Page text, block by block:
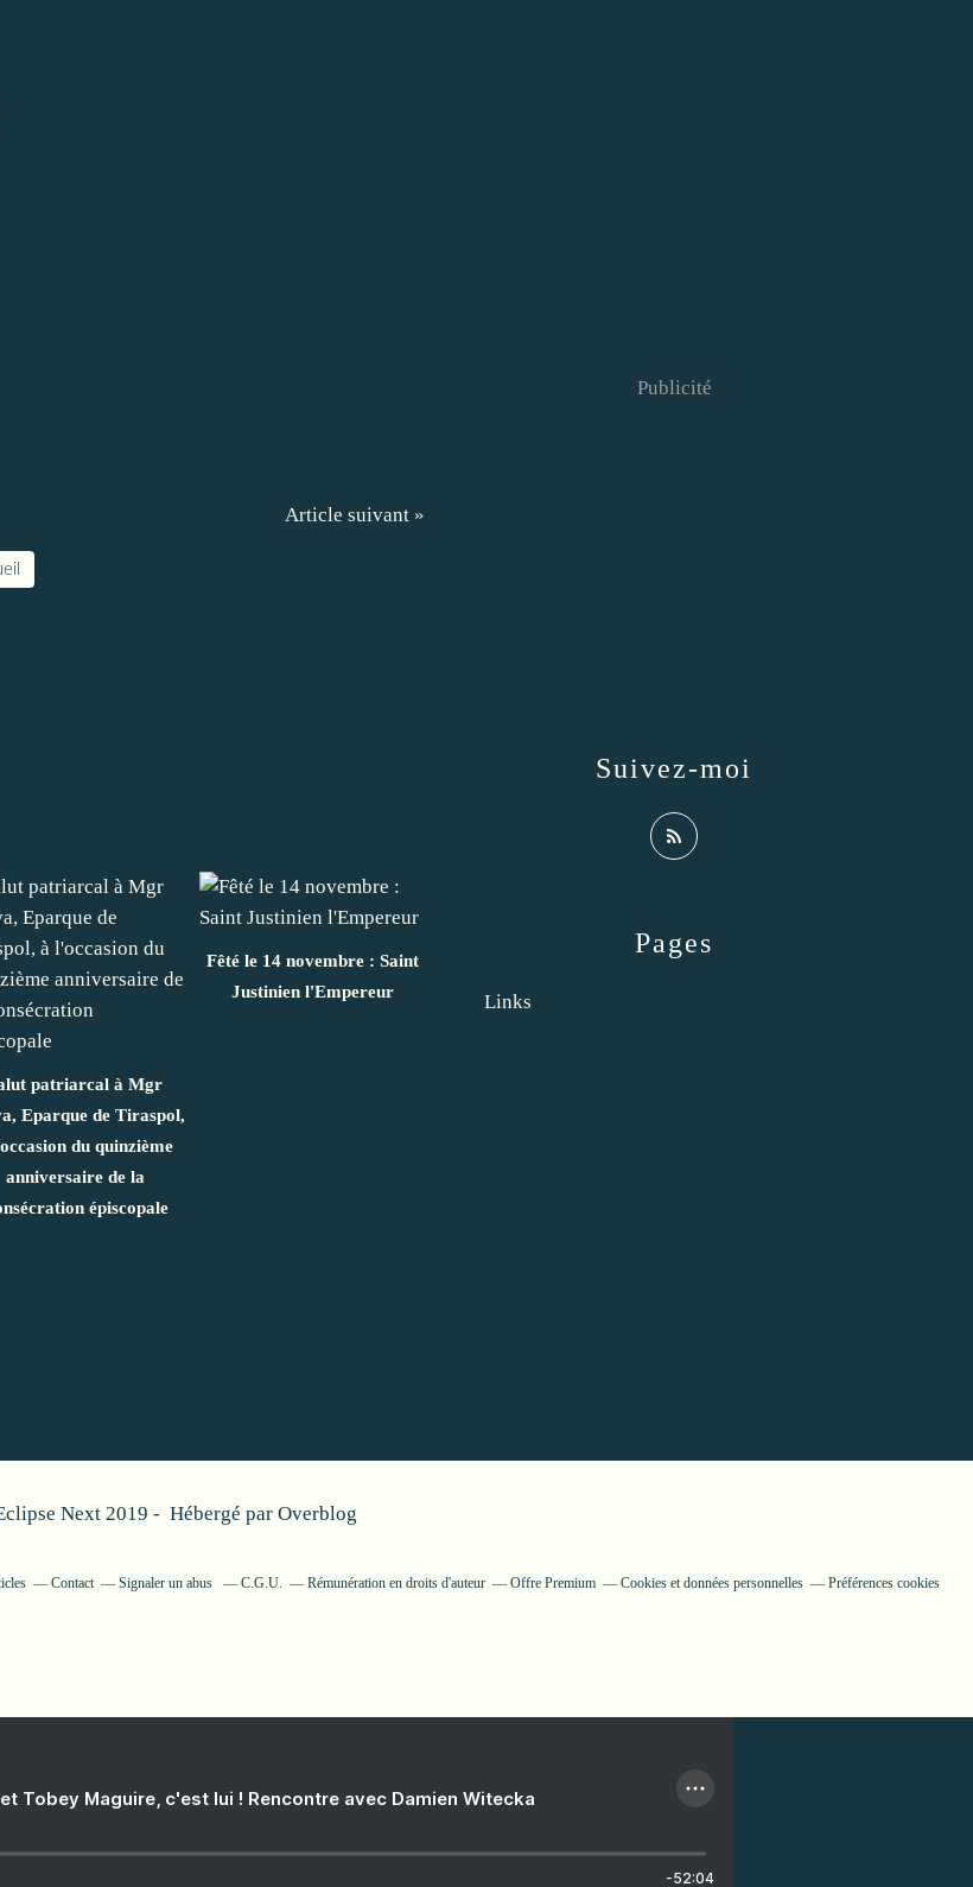
Article suivant »
patriarcal à Mgr
Eparque de Tiraspol,
du quinzième
anniversaire de la
épiscopale
Fêté le 14 novembre : Saint
Justinien l'Empereur
Pages
Links
Suivez-moi
Publicité
Next 2019 - Hébergé par Overblog
Contact Signaler un abus C.G.U. Rémunération en droits d'auteur Offre Premium Cookies et données personnelles Préférences cookies
Tobey Maguire, c'est lui ! Rencontre avec Damien Witecka
-52:04